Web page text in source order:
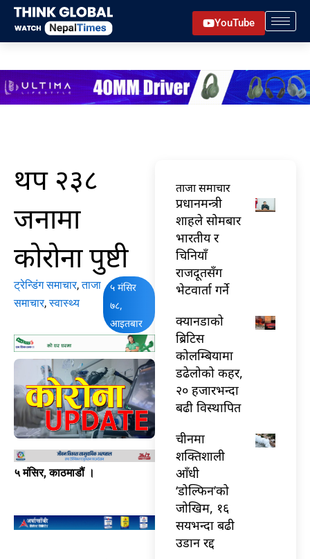
Skip
content
YouTube
थप २३८
जनामा
कोरोना पुष्टी
ट्रेन्डिंग समाचार,ताजा
समाचार,स्वास्थ्य
५ मंसिर
७८,
आइतबार
५ मंसिर, काठमाडौं ।
ताजा समाचार
प्रधानमन्त्री
शाहले सोमबार
भारतीय र
चिनियाँ
राजदूतसँग
भेटवार्ता गर्ने
क्यानडाको
ब्रिटिस
कोलम्बियामा
डढेलोको कहर,
२० हजारभन्दा
बढी विस्थापित
चीनमा
शक्तिशाली
आँधी
‘डोल्फिन’को
जोखिम, १६
सयभन्दा बढी
उडान रद्द